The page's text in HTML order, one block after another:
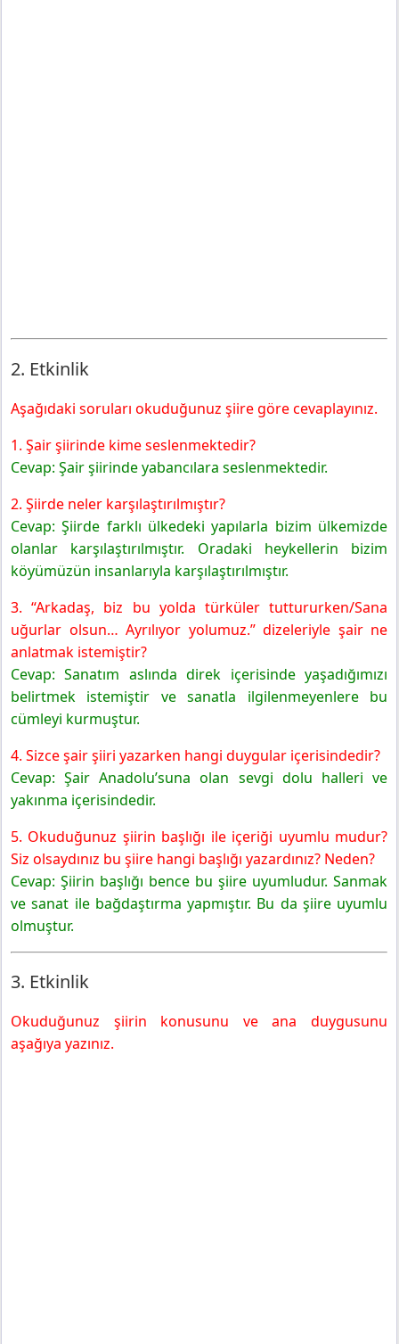
2. Etkinlik
Aşağıdaki soruları okuduğunuz şiire göre cevaplayınız.
1. Şair şiirinde kime seslenmektedir?
Cevap: Şair şiirinde yabancılara seslenmektedir.
2. Şiirde neler karşılaştırılmıştır?
Cevap: Şiirde farklı ülkedeki yapılarla bizim ülkemizde
olanlar karşılaştırılmıştır. Oradaki heykellerin bizim
köyümüzün insanlarıyla karşılaştırılmıştır.
3. “Arkadaş, biz bu yolda türküler tuttururken/Sana
uğurlar olsun… Ayrılıyor yolumuz.” dizeleriyle şair ne
anlatmak istemiştir?
Cevap: Sanatım aslında direk içerisinde yaşadığımızı
belirtmek istemiştir ve sanatla ilgilenmeyenlere bu
cümleyi kurmuştur.
4. Sizce şair şiiri yazarken hangi duygular içerisindedir?
Cevap: Şair Anadolu’suna olan sevgi dolu halleri ve
yakınma içerisindedir.
5. Okuduğunuz şiirin başlığı ile içeriği uyumlu mudur?
Siz olsaydınız bu şiire hangi başlığı yazardınız? Neden?
Cevap: Şiirin başlığı bence bu şiire uyumludur. Sanmak
ve sanat ile bağdaştırma yapmıştır. Bu da şiire uyumlu
olmuştur.
3. Etkinlik
Okuduğunuz şiirin konusunu ve ana duygusunu
aşağıya yazınız.